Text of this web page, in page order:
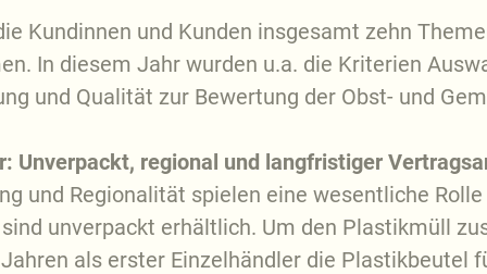
Kundinnen und Kunden insgesamt zehn
In diesem Jahr wurden u.a. die Kriterien
und Qualität zur Bewertung der Obst- und
Unverpackt, regional und langfristiger
und Regionalität spielen eine wesentliche
unverpackt erhältlich. Um den Plastikmüll
als erster Einzelhändler die Plastikbeutel